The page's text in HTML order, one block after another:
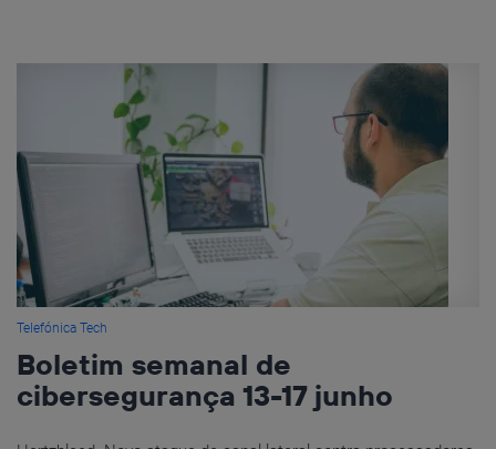
Telefónica Tech
Boletim semanal de
cibersegurança 13-17 junho